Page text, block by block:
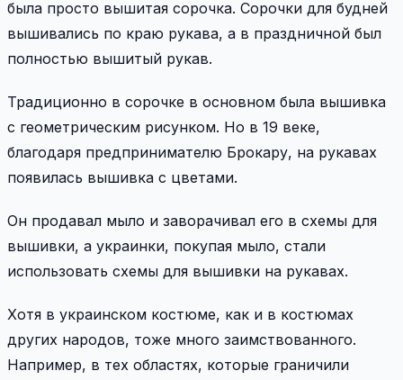
была просто вышитая сорочка. Сорочки для будней
вышивались по краю рукава, а в праздничной был
полностью вышитый рукав.
Традиционно в сорочке в основном была вышивка
с геометрическим рисунком. Но в 19 веке,
благодаря предпринимателю Брокару, на рукавах
появилась вышивка с цветами.
Он продавал мыло и заворачивал его в схемы для
вышивки, а украинки, покупая мыло, стали
использовать схемы для вышивки на рукавах.
Хотя в украинском костюме, как и в костюмах
других народов, тоже много заимствованного.
Например, в тех областях, которые граничили